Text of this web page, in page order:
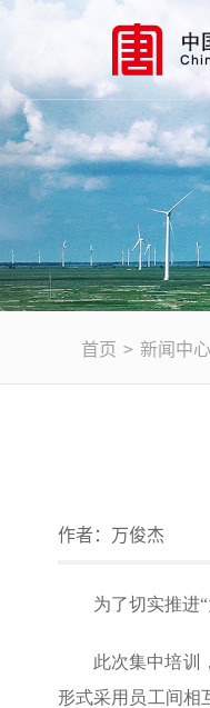
首页 > 新闻中心
作者： 万俊杰
为了切实推进
此次集中培训
形式采用员工间相